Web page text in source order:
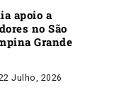
apoio a
no São
Grande
Julho, 2026